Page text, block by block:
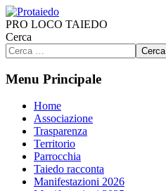
PRO LOCO TAIEDO
Cerca
Cerca
Menu Principale
Home
Associazione
Trasparenza
Territorio
Parrocchia
Taiedo racconta
Manifestazioni 2026